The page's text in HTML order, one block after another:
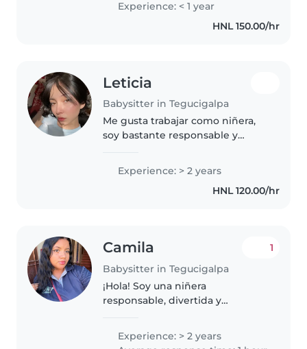
niños. Me adapto con facilidad a
diferentes rutinas familiares,
Experience: < 1 year
HNL 150.00/hr
Leticia
Babysitter in Tegucigalpa
Me gusta trabajar como niñera,
soy bastante responsable y
Experience: > 2 years
HNL 120.00/hr
Camila
Babysitter in Tegucigalpa
1
¡Hola! Soy una niñera
responsable, divertida y
experiencia cuidando niños de
todas las edades. Me encanta
Experience: > 2 years